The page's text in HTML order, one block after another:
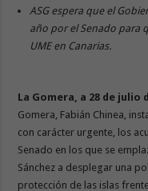
ASG espera que el
año por el Senado para
UME en Canarias.
La Gomera, a 28 de julio
Gomera, Fabián Chinea,
con carácter urgente, los
Senado en los que se
Sánchez a desplegar una
protección de las islas